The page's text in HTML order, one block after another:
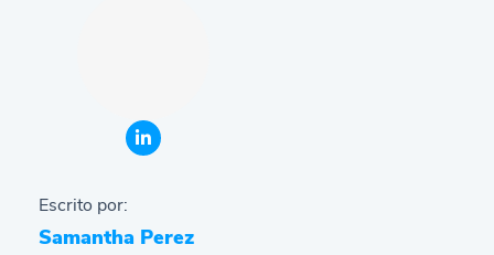
Escrito por:
Samantha Perez